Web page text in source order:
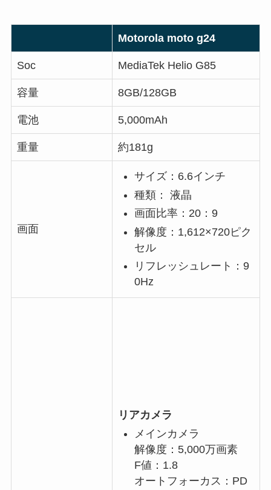
Motorola moto g24
Soc MediaTek Helio G85
容量 8GB/128GB
電池 5,000mAh
重量 約181g
画面
サイズ：6.6インチ
種類： 液晶
画面比率：20：9
解像度：1,612×720ピク
セル
リフレッシュレート：9
0Hz
リアカメラ
メインカメラ
解像度：5,000万画素
F値：1.8
オートフォーカス：PD